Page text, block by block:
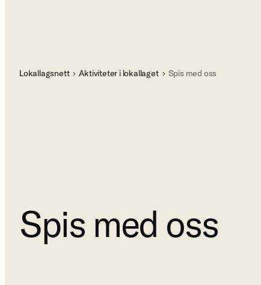
Lokallagsnett Aktiviteter i lokallaget Spis med oss
Spis med oss